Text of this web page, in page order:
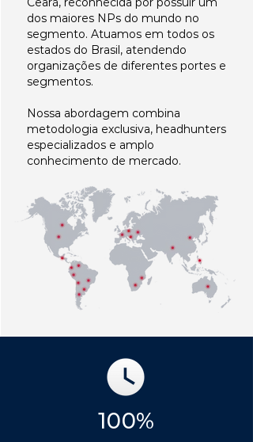
dos maiores NPs do mundo no
segmento. Atuamos em todos os
estados do Brasil, atendendo
organizações de diferentes portes e
segmentos.
Nossa abordagem combina
metodologia exclusiva, headhunters
especializados e amplo
conhecimento de mercado.
100%